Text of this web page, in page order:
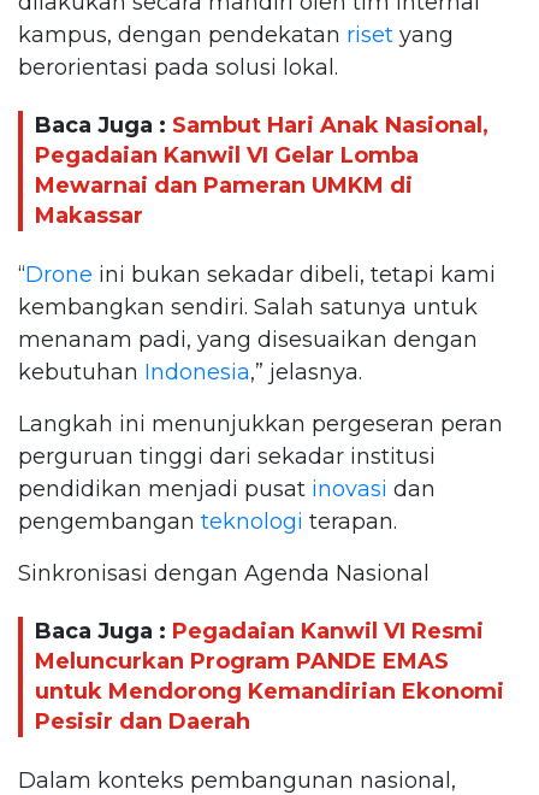
kampus, dengan pendekatan riset yang
berorientasi pada solusi lokal.
Baca Juga : Sambut Hari Anak Nasional,
Pegadaian Kanwil VI Gelar Lomba
Mewarnai dan Pameran UMKM di
Makassar
“Drone ini bukan sekadar dibeli, tetapi kami
kembangkan sendiri. Salah satunya untuk
menanam padi, yang disesuaikan dengan
kebutuhan Indonesia,” jelasnya.
Langkah ini menunjukkan pergeseran peran
perguruan tinggi dari sekadar institusi
pendidikan menjadi pusat inovasi dan
pengembangan teknologi terapan.
Sinkronisasi dengan Agenda Nasional
Baca Juga : Pegadaian Kanwil VI Resmi
Meluncurkan Program PANDE EMAS
untuk Mendorong Kemandirian Ekonomi
Pesisir dan Daerah
Dalam konteks pembangunan nasional,